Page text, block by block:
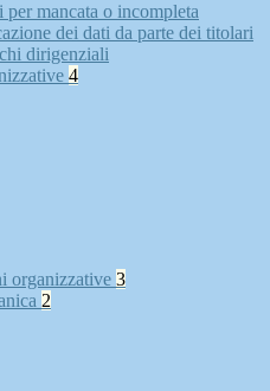
per mancata o incompleta
dei dati da parte dei titolari
dirigenziali
4
organizzative 3
2